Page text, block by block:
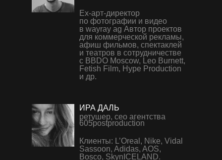
Ex-арт-директор
по фотографии и видео
в wayray ag Автор проектов
для коммерческой рекламы,
афиш фильмов, спектаклей
и театров в сотрудничестве
с BBDO Moscow, Leo Burnett,
Fetish Film, Hype Production
и др.
ИРА ДАЛЬ
Клиенты: L’Oreal, Nike, Vidal
Sassoon, Adidas, AOS,
Bosco, SkynICELAND.
ретушер, сео агентства
605postproduction